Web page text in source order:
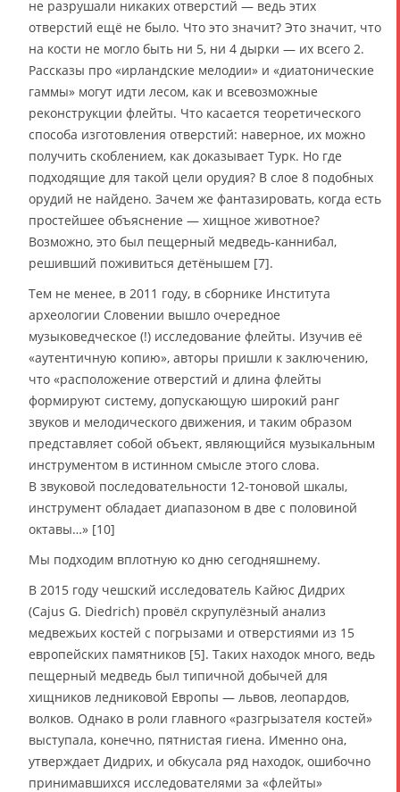
не разрушали никаких отверстий — ведь этих
отверстий ещё не было. Что это значит? Это значит, что
на кости не могло быть ни 5, ни 4 дырки — их всего 2.
Рассказы про «ирландские мелодии» и «диатонические
гаммы» могут идти лесом, как и всевозможные
реконструкции флейты. Что касается теоретического
способа изготовления отверстий: наверное, их можно
получить скоблением, как доказывает Турк. Но где
подходящие для такой цели орудия? В слое 8 подобных
орудий не найдено. Зачем же фантазировать, когда есть
простейшее объяснение — хищное животное?
Возможно, это был пещерный медведь-каннибал,
решивший поживиться детёнышем [7].
Тем не менее, в 2011 году, в сборнике Института
археологии Словении вышло очередное
музыковедческое (!) исследование флейты. Изучив её
«аутентичную копию», авторы пришли к заключению,
что «расположение отверстий и длина флейты
формируют систему, допускающую широкий ранг
звуков и мелодического движения, и таким образом
представляет собой объект, являющийся музыкальным
инструментом в истинном смысле этого слова.
В звуковой последовательности 12-тоновой шкалы,
инструмент обладает диапазоном в две с половиной
октавы…» [10]
Мы подходим вплотную ко дню сегодняшнему.
В 2015 году чешский исследователь Кайюс Дидрих
(Cajus G. Diedrich) провёл скрупулёзный анализ
медвежьих костей с погрызами и отверстиями из 15
европейских памятников [5]. Таких находок много, ведь
пещерный медведь был типичной добычей для
хищников ледниковой Европы — львов, леопардов,
волков. Однако в роли главного «разгрызателя костей»
выступала, конечно, пятнистая гиена. Именно она,
утверждает Дидрих, и обкусала ряд находок, ошибочно
принимавшихся исследователями за «флейты»